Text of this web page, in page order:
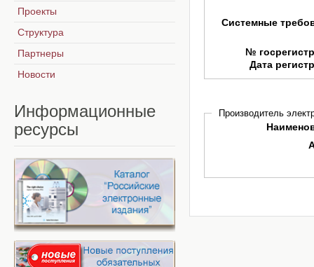
Системные
№
Дата
Производитель
Проекты
Структура
Партнеры
Новости
Информационные
ресурсы